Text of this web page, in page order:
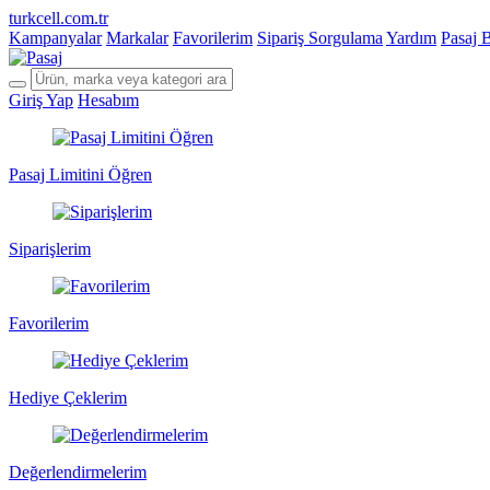
turkcell.com.tr
Kampanyalar Markalar Favorilerim Sipariş Sorgulama Yardım Pasaj
Giriş Yap Hesabım
Pasaj Limitini Öğren
Siparişlerim
Favorilerim
Hediye Çeklerim
Değerlendirmelerim